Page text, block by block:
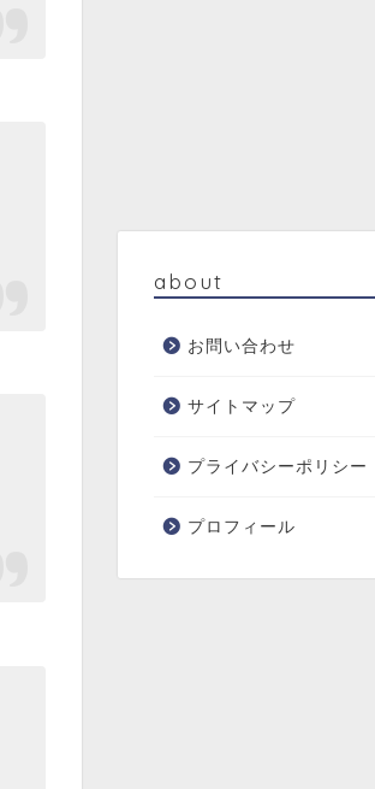
about
お問い合わせ
サイトマップ
プライバシーポリシー
プロフィール